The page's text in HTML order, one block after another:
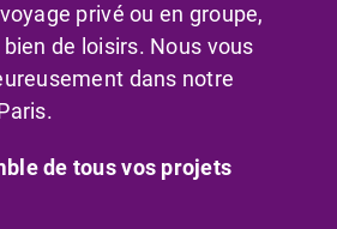
privé ou en groupe,
de loisirs. Nous vous
dans notre
de tous vos projets